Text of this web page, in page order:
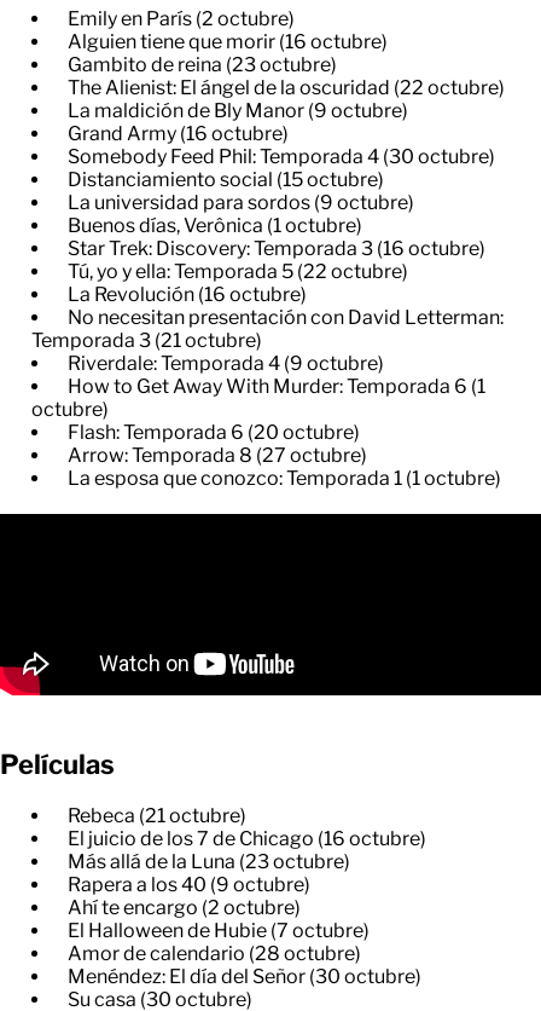
Emily en París (2 octubre)
Alguien tiene que morir (16 octubre)
Gambito de reina (23 octubre)
The Alienist: El ángel de la oscuridad (22 octubre)
La maldición de Bly Manor (9 octubre)
Grand Army (16 octubre)
Somebody Feed Phil: Temporada 4 (30 octubre)
Distanciamiento social (15 octubre)
La universidad para sordos (9 octubre)
Buenos días, Verônica (1 octubre)
Star Trek: Discovery: Temporada 3 (16 octubre)
Tú, yo y ella: Temporada 5 (22 octubre)
La Revolución (16 octubre)
No necesitan presentación con David Letterman:
Temporada 3 (21 octubre)
Riverdale: Temporada 4 (9 octubre)
How to Get Away With Murder: Temporada 6 (1
octubre)
Flash: Temporada 6 (20 octubre)
Arrow: Temporada 8 (27 octubre)
La esposa que conozco: Temporada 1 (1 octubre)
Películas
Rebeca (21 octubre)
El juicio de los 7 de Chicago (16 octubre)
Más allá de la Luna (23 octubre)
Rapera a los 40 (9 octubre)
Ahí te encargo (2 octubre)
El Halloween de Hubie (7 octubre)
Amor de calendario (28 octubre)
Menéndez: El día del Señor (30 octubre)
Su casa (30 octubre)